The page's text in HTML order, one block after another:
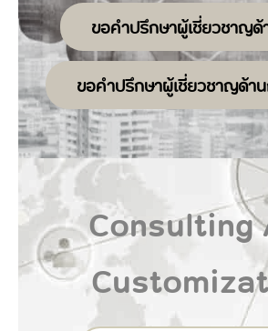
ขอคำปรึกษาผู้เชี่ยวชาญด้
ขอคำปรึกษาผู้เชี่ยวชาญด้า
Consulting